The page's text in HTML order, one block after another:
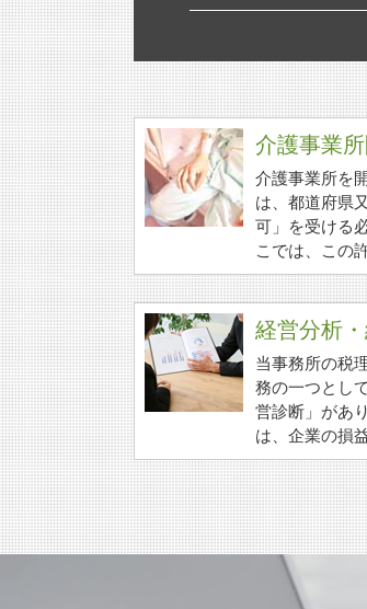
介護事業
介護事業所を
は、都道府県
可」を受ける
こでは、この
経営分析
当事務所の税
務の一つとし
営診断」があ
は、企業の損